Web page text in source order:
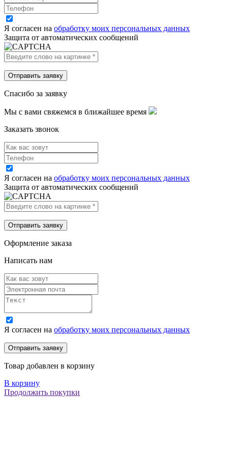
Я согласен на обработку моих персональных данных
Защита от автоматических сообщений
Спасибо за заявку
Мы с вами свяжемся в ближайшее время
Заказать звонок
Я согласен на обработку моих персональных данных
Защита от автоматических сообщений
Оформление заказа
Написать нам
Я согласен на обработку моих персональных данных
Товар добавлен в корзину
В корзину
Продолжить покупки